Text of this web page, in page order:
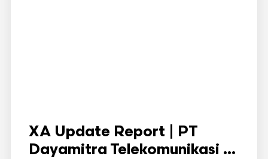
XA Update Report | PT
Dayamitra Telekomunikasi ...